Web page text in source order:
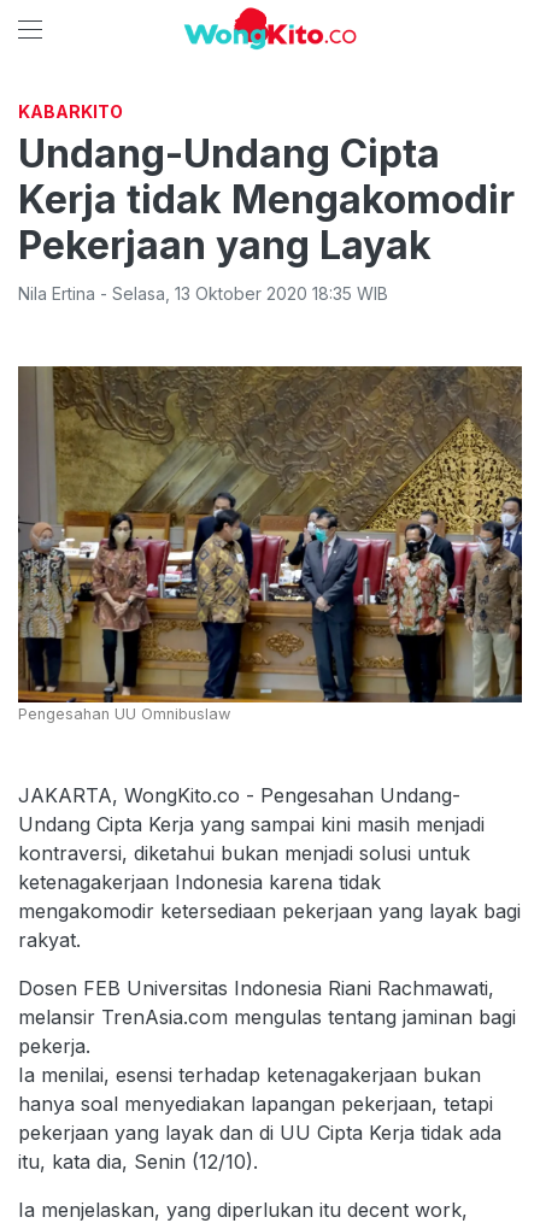
KABARKITO
Undang-Undang Cipta
Kerja tidak Mengakomodir
Pekerjaan yang Layak
Nila Ertina - Selasa 13 Oktober 2020 18:35 WIB
Pengesahan UU Omnibuslaw
JAKARTA, WongKito.co - Pengesahan Undang-
Undang Cipta Kerja yang sampai kini masih menjadi
kontraversi, diketahui bukan menjadi solusi untuk
ketenagakerjaan Indonesia karena tidak
mengakomodir ketersediaan pekerjaan yang layak bagi
rakyat.
Dosen FEB Universitas Indonesia Riani Rachmawati,
melansir TrenAsia.com mengulas tentang jaminan bagi
pekerja.
Ia menilai, esensi terhadap ketenagakerjaan bukan
hanya soal menyediakan lapangan pekerjaan, tetapi
pekerjaan yang layak dan di UU Cipta Kerja tidak ada
itu, kata dia, Senin (12/10).
Ia menjelaskan, yang diperlukan itu decent work,